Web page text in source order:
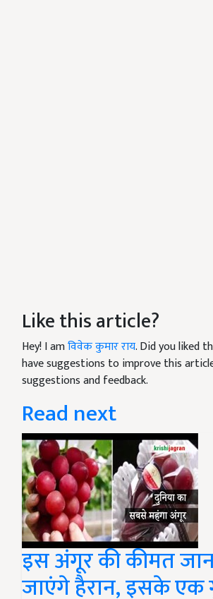
Like this article?
Hey! I amविवेक कुमार राय. Did you liked
have suggestions to improve this
suggestions and feedback.
Read next
इस अंगूर की कीमत
जाएंगे हैरान, इसके